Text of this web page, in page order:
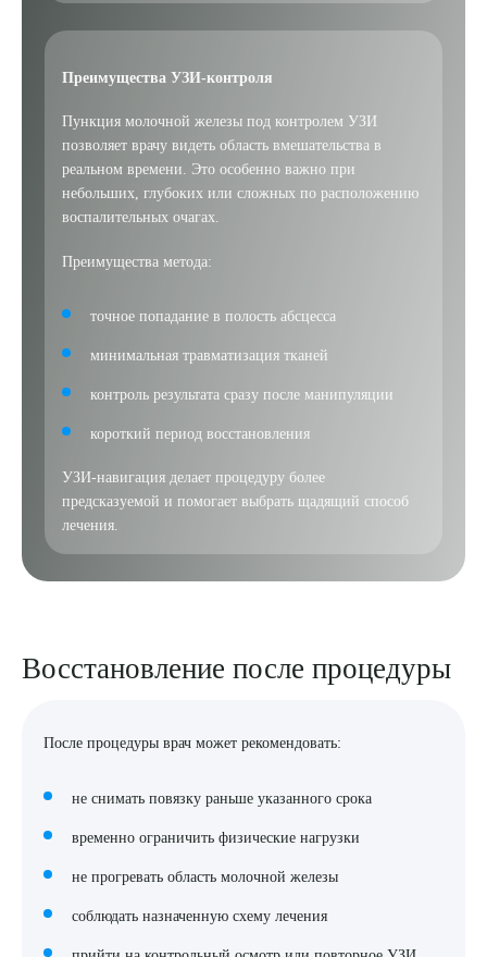
Преимущества УЗИ-контроля
Пункция молочной железы под контролем УЗИ
позволяет врачу видеть область вмешательства в
реальном времени. Это особенно важно при
небольших, глубоких или сложных по расположению
воспалительных очагах.
Преимущества метода:
точное попадание в полость абсцесса
минимальная травматизация тканей
контроль результата сразу после манипуляции
короткий период восстановления
УЗИ-навигация делает процедуру более
предсказуемой и помогает выбрать щадящий способ
лечения.
Восстановление после процедуры
После процедуры врач может рекомендовать:
не снимать повязку раньше указанного срока
временно ограничить физические нагрузки
не прогревать область молочной железы
соблюдать назначенную схему лечения